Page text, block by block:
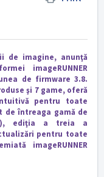
de imagine, anunţă
imageRUNNER
de firmware 3.8.
şi 7 game, oferă
pentru toate
de întreaga gamă de
ediţia a treia a
pentru toate
imageRUNNER